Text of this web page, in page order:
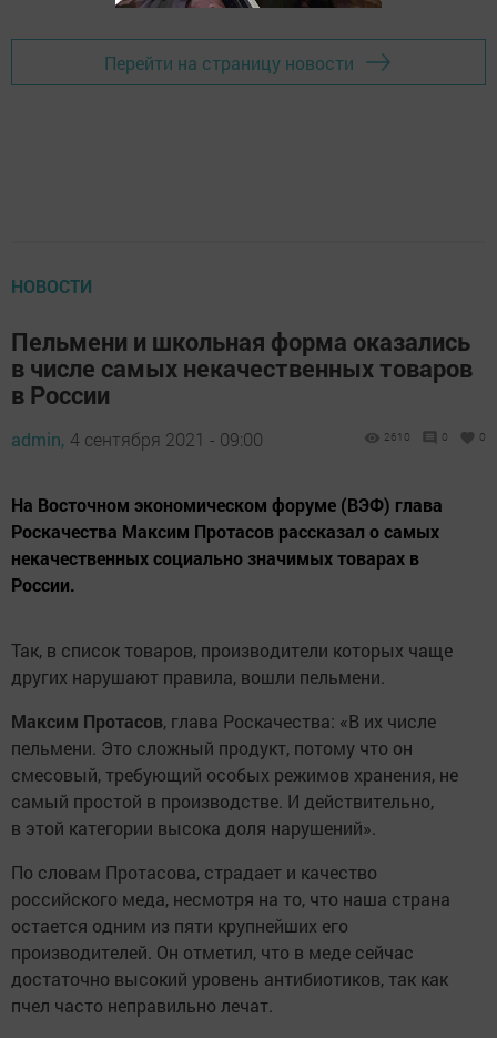
Перейти на страницу новости
НОВОСТИ
Пельмени и школьная форма оказались
в числе самых некачественных товаров
в России
admin, 4 сентября 2021 - 09:00 2610 0 0
На Восточном экономическом форуме (ВЭФ) глава
Роскачества Максим Протасов рассказал о самых
некачественных социально значимых товарах в
России.
Так, в список товаров, производители которых чаще
других нарушают правила, вошли пельмени.
Максим Протасов, глава Роскачества: «В их числе
пельмени. Это сложный продукт, потому что он
смесовый, требующий особых режимов хранения, не
самый простой в производстве. И действительно,
в этой категории высока доля нарушений».
По словам Протасова, страдает и качество
российского меда, несмотря на то, что наша страна
остается одним из пяти крупнейших его
производителей. Он отметил, что в меде сейчас
достаточно высокий уровень антибиотиков, так как
пчел часто неправильно лечат.